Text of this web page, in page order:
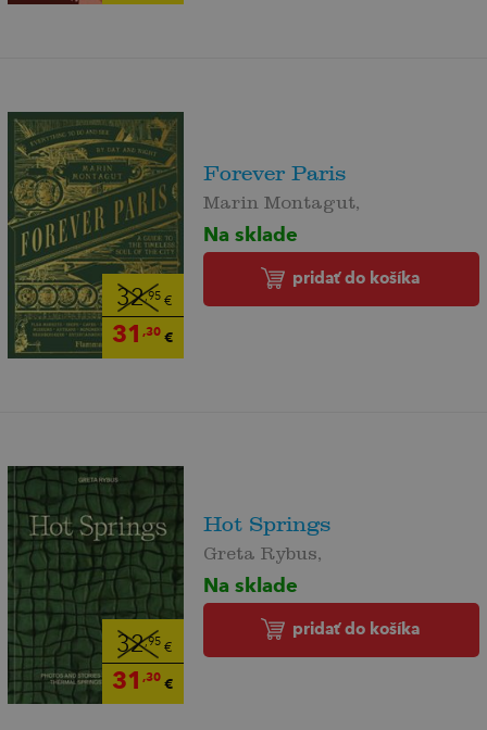
32,95€
31 ,30€
Forever Paris
Marin Montagut,
Na sklade
pridať do košíka
32,95€
31 ,30€
Hot Springs
Greta Rybus,
Na sklade
pridať do košíka